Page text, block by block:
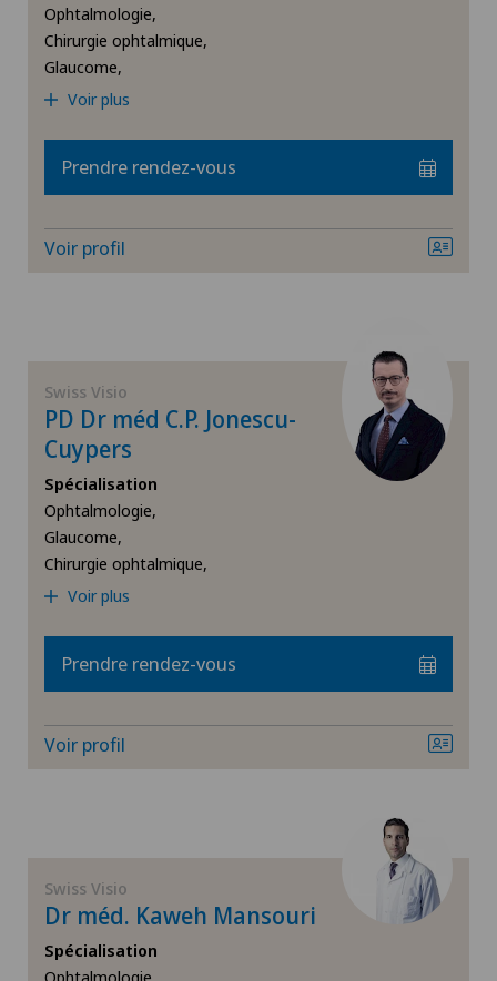
Bellinzona Castello
Blenio
Centromedico
Chiasso
Claro
Clinica Ars Medica
Clinique de Genolier
Clinique de Montchoisi
Clinique Générale-Beaulieu
Ophtalmologie,
Chirurgie ophtalmique,
Glaucome,
Voir plus
Prendre rendez-vous
Voir profil
Swiss Visio
PD Dr méd C.P. Jonescu-
Cuypers
Spécialisation
Ophtalmologie,
Glaucome,
Chirurgie ophtalmique,
Voir plus
Prendre rendez-vous
Voir profil
Swiss Visio
Dr méd. Kaweh Mansouri
Spécialisation